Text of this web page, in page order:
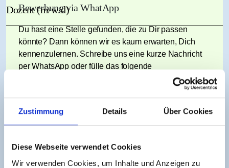
Zustimmung Details Über Cookies
Diese Webseite verwendet Cookies
Wir verwenden Cookies, um Inhalte und Anzeigen zu
Dozent (m/w/d)
Die Zieger Akademie ist eine renommierte private Friseur-
Meisterschule mit über 25 Jahren Erfahrung in der
Erwachsenenbildung. Wir bieten eine dynamische,
praxisnahe Lehrumgebung, in der Wissen mit Herz
Zur Verstärkung unseres Teams in Konstanz suchen wir ab
Januar 2026 Honorarkräfte oder Mitarbeiter für unsere
Vereinbarung stunden- und tageweise in Vollzeit- und
Teilzeitlehrgängen auf Honorarbasis oder, je nach
Bewerbung via WhatApp
Du hast eine Stelle gefunden, die zu Dir passen
könnte? Dann können wir es kaum erwarten, Dich
kennenzulernen. Schreibe uns eine kurze Nachricht
per WhatsApp oder fülle das folgende
WhatsApp Kontakt
Persönliche Angaben